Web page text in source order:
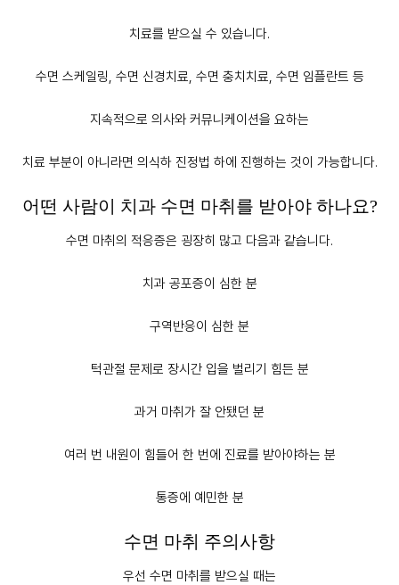
치료를 받으실 수 있습니다.
수면 스케일링, 수면 신경치료, 수면 충치치료, 수면 임플란트 등
지속적으로 의사와 커뮤니케이션을 요하는
치료 부분이 아니라면 의식하 진정법 하에 진행하는 것이 가능합니다.
어떤 사람이 치과 수면 마취를 받아야 하나요?
수면 마취의 적응증은 굉장히 많고 다음과 같습니다.
치과 공포증이 심한 분
구역반응이 심한 분
턱관절 문제로 장시간 입을 벌리기 힘든 분
과거 마취가 잘 안됐던 분
여러 번 내원이 힘들어 한 번에 진료를 받아야하는 분
통증에 예민한 분
수면 마취 주의사항
우선 수면 마취를 받으실 때는